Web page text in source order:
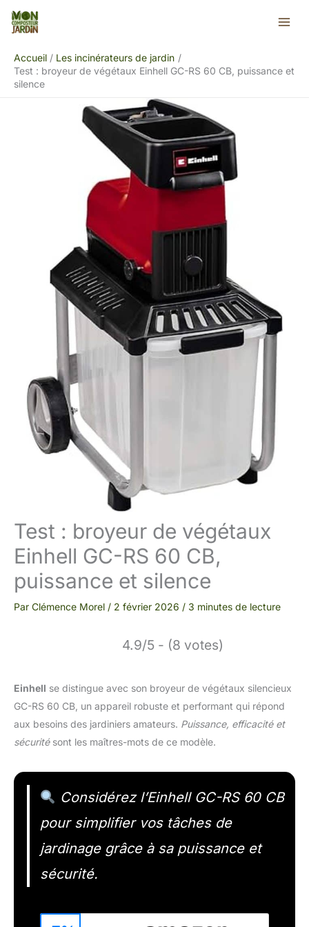
Aller
Accueil
Les incinérateurs de jardin
Test : broyeur de végétaux Einhell GC-RS 60 CB, puissance et
silence
Test : broyeur de végétaux
Einhell GC-RS 60 CB,
puissance et silence
Par Clémence Morel / 2 février 2026 / 3 minutes de lecture
4.9/5 - (8 votes)
Einhell se distingue avec son broyeur de végétaux silencieux
GC-RS 60 CB, un appareil robuste et performant qui répond
aux besoins des jardiniers amateurs. Puissance, efficacité et
sécuritésont les maîtres-mots de ce modèle.
Considérez l’Einhell GC-RS 60 CB
pour simplifier vos tâches de
jardinage grâce à sa puissance et
sécurité.
Rechercher